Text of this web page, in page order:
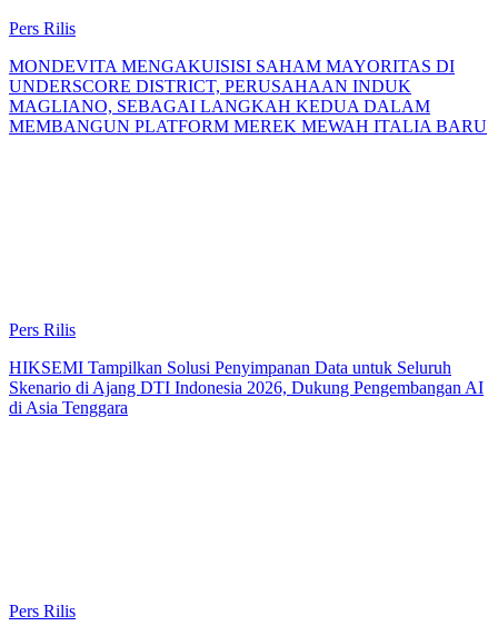
Pers Rilis
MONDEVITA MENGAKUISISI SAHAM MAYORITAS DI
UNDERSCORE DISTRICT, PERUSAHAAN INDUK
MAGLIANO, SEBAGAI LANGKAH KEDUA DALAM
MEMBANGUN PLATFORM MEREK MEWAH ITALIA BARU
Pers Rilis
HIKSEMI Tampilkan Solusi Penyimpanan Data untuk Seluruh
Skenario di Ajang DTI Indonesia 2026, Dukung Pengembangan AI
di Asia Tenggara
Pers Rilis